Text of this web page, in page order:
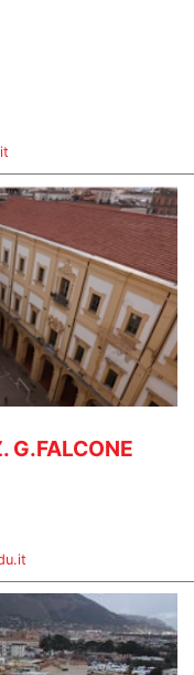
G.FALCONE